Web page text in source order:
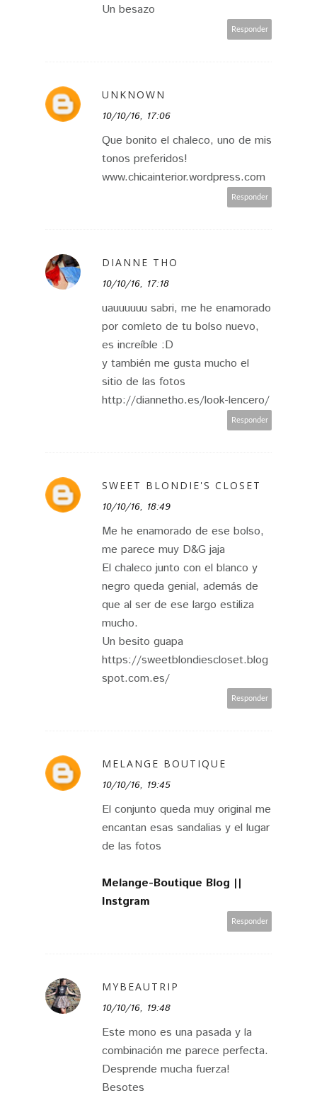
Un besazo
Responder
UNKNOWN
10/10/16, 17:06
Que bonito el chaleco, uno de mis
tonos preferidos!
www.chicainterior.wordpress.com
Responder
DIANNE THO
10/10/16, 17:18
uauuuuuu sabri, me he enamorado
por comleto de tu bolso nuevo,
es increíble :D
y también me gusta mucho el
sitio de las fotos
http://diannetho.es/look-lencero/
Responder
SWEET BLONDIE'S CLOSET
10/10/16, 18:49
Me he enamorado de ese bolso,
me parece muy D&G jaja
El chaleco junto con el blanco y
negro queda genial, además de
que al ser de ese largo estiliza
mucho.
Un besito guapa
https://sweetblondiescloset.blog
spot.com.es/
Responder
MELANGE BOUTIQUE
10/10/16, 19:45
El conjunto queda muy original me
encantan esas sandalias y el lugar
de las fotos
Melange-Boutique Blog ||
Instgram
Responder
MYBEAUTRIP
10/10/16, 19:48
Este mono es una pasada y la
combinación me parece perfecta.
Desprende mucha fuerza!
Besotes